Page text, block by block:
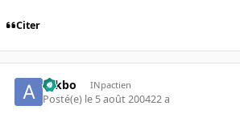
Citer
ackbo INpactien
Posté(e) le 5 août 200422 a